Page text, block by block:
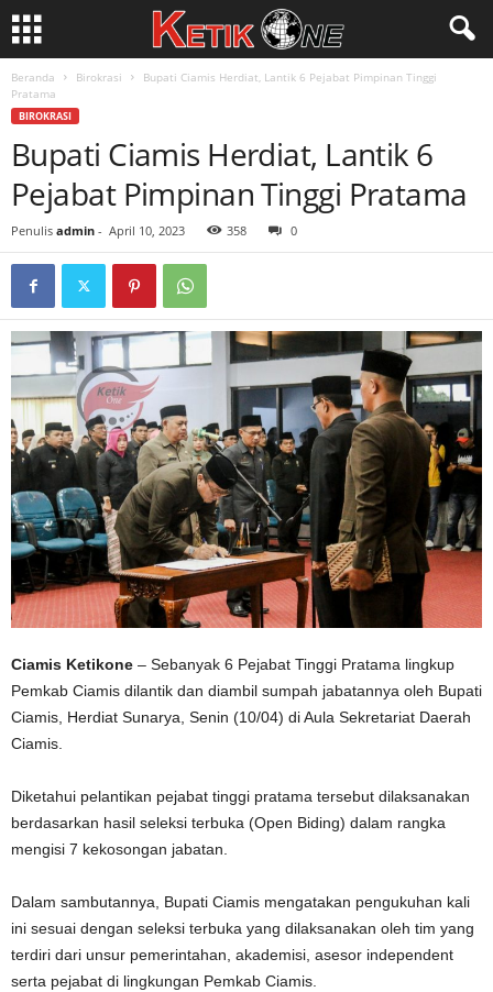
Beranda Birokrasi
Bupati Ciamis Herdiat, Lantik 6 Pejabat Pimpinan Tinggi
Pratama
BIROKRASI
Bupati Ciamis Herdiat, Lantik 6
Pejabat Pimpinan Tinggi Pratama
Penulis admin - April 10, 2023 358 0
Ciamis Ketikone – Sebanyak 6 Pejabat Tinggi Pratama lingkup
Pemkab Ciamis dilantik dan diambil sumpah jabatannya oleh Bupati
Ciamis, Herdiat Sunarya, Senin (10/04) di Aula Sekretariat Daerah
Ciamis.
Diketahui pelantikan pejabat tinggi pratama tersebut dilaksanakan
berdasarkan hasil seleksi terbuka (Open Biding) dalam rangka
mengisi 7 kekosongan jabatan.
Dalam sambutannya, Bupati Ciamis mengatakan pengukuhan kali
ini sesuai dengan seleksi terbuka yang dilaksanakan oleh tim yang
terdiri dari unsur pemerintahan, akademisi, asesor independent
serta pejabat di lingkungan Pemkab Ciamis.